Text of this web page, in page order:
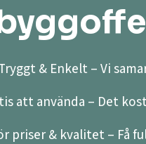
& Enkelt – Vi
att använda – Det
priser & kvalitet – Få